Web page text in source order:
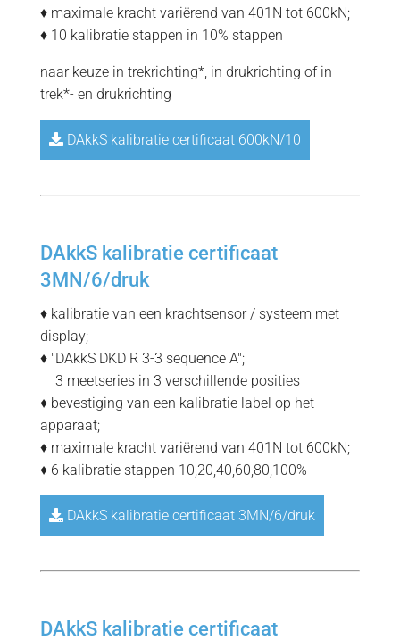
♦ maximale kracht variërend van 401N tot 600kN;
♦ 10 kalibratie stappen in 10% stappen
naar keuze in trekrichting*, in drukrichting of in
trek*- en drukrichting
DAkkS kalibratie certificaat 600kN/10
DAkkS kalibratie certificaat
3MN/6/druk
♦ kalibratie van een krachtsensor / systeem met
display;
♦ "DAkkS DKD R 3-3 sequence A";
3 meetseries in 3 verschillende posities
♦ bevestiging van een kalibratie label op het
apparaat;
♦ maximale kracht variërend van 401N tot 600kN;
♦ 6 kalibratie stappen 10,20,40,60,80,100%
DAkkS kalibratie certificaat 3MN/6/druk
DAkkS kalibratie certificaat